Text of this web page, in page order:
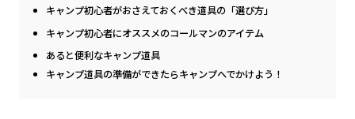
キャンプ初心者がおさえておくべき道具の「選び方」
キャンプ初心者にオススメのコールマンのアイテム
あると便利なキャンプ道具
キャンプ道具の準備ができたらキャンプへでかけよう！